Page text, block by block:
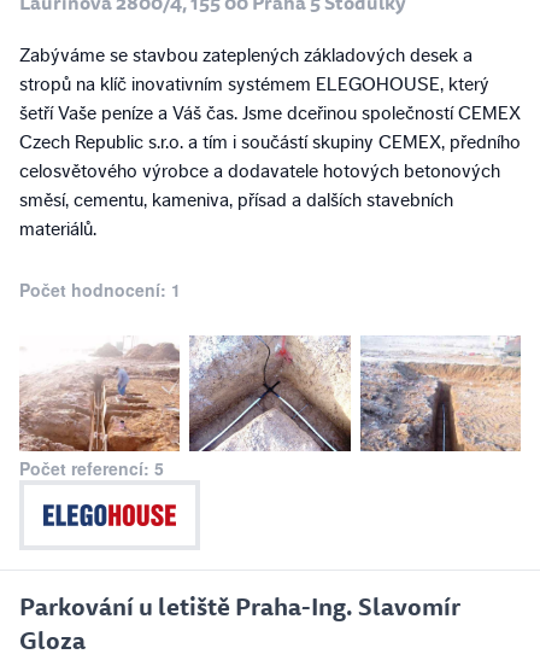
Zabýváme se stavbou zateplených základových desek a
stropů na klíč inovativním systémem ELEGOHOUSE, který
šetří Vaše peníze a Váš čas. Jsme dceřinou společností CEMEX
Czech Republic s.r.o. a tím i součástí skupiny CEMEX, předního
celosvětového výrobce a dodavatele hotových betonových
směsí, cementu, kameniva, přísad a dalších stavebních
materiálů.
Počet hodnocení: 1
Počet referencí: 5
Parkování u letiště Praha-Ing. Slavomír
Gloza